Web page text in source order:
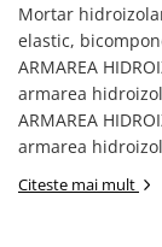
Etanșanți
Etanșanți
Adezivi și
Fund de Rost
Benzi de
Impermeabilizări
Mortar
elastic,
ARMAREA
armarea
ARMAREA
armarea
Citeste mai mult